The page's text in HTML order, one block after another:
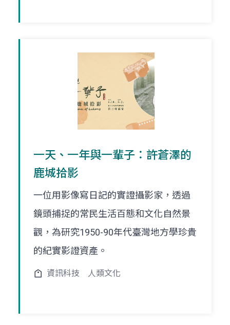
一天、一年與一輩子：許蒼澤的
鹿城拾影
一位用影像寫日記的實證攝影家，透過
鏡頭捕捉的常民生活百態和文化自然景
觀，為研究1950-90年代臺灣地方學珍貴
的紀實影證資產。
資訊科技 人類文化